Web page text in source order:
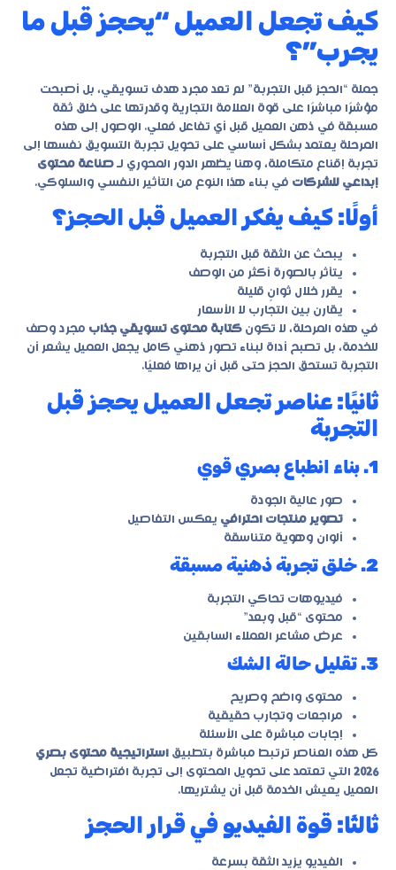
كيف تجعل العميل “يحجز قبل ما
يجرب”؟
جملة “الحجز قبل التجربة” لم تعد مجرد هدف تسويقي، بل أصبحت
مؤشرًا مباشرًا على قوة العلامة التجارية وقدرتها على خلق ثقة
مسبقة في ذهن العميل قبل أي تفاعل فعلي. الوصول إلى هذه
المرحلة يعتمد بشكل أساسي على تحويل تجربة التسويق نفسها إلى
تجربة إقناع متكاملة، وهنا يظهر الدور المحوري لـ صناعة محتوى
إبداعي للشركات في بناء هذا النوع من التأثير النفسي والسلوكي.
أولًا: كيف يفكر العميل قبل الحجز؟
يبحث عن الثقة قبل التجربة
يتأثر بالصورة أكثر من الوصف
يقرر خلال ثوانٍ قليلة
يقارن بين التجارب لا الأسعار
في هذه المرحلة، لا تكون كتابة محتوى تسويقي جذاب مجرد وصف
للخدمة، بل تصبح أداة لبناء تصور ذهني كامل يجعل العميل يشعر أن
التجربة تستحق الحجز حتى قبل أن يراها فعليًا.
ثانيًا: عناصر تجعل العميل يحجز قبل
التجربة
1. بناء انطباع بصري قوي
صور عالية الجودة
تصوير منتجات احترافي يعكس التفاصيل
ألوان وهوية متناسقة
2. خلق تجربة ذهنية مسبقة
فيديوهات تحاكي التجربة
محتوى “قبل وبعد”
عرض مشاعر العملاء السابقين
3. تقليل حالة الشك
محتوى واضح وصريح
مراجعات وتجارب حقيقية
إجابات مباشرة على الأسئلة
كل هذه العناصر ترتبط مباشرة بتطبيق استراتيجية محتوى بصري
2026 التي تعتمد على تحويل المحتوى إلى تجربة افتراضية تجعل
العميل يعيش الخدمة قبل أن يشتريها.
ثالثًا: قوة الفيديو في قرار الحجز
الفيديو يزيد الثقة بسرعة